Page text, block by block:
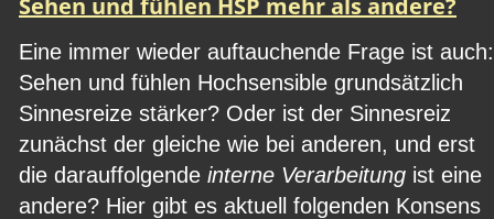
Eine immer wieder auftauchende Frage ist
Sehen und fühlen Hochsensible grundsätzlich
Sinnesreize stärker? Oder ist der Sinnesreiz
zunächst der gleiche wie bei anderen, und erst
die darauffolgende interne Verarbeitung ist eine
andere? Hier gibt es aktuell folgenden Konsens